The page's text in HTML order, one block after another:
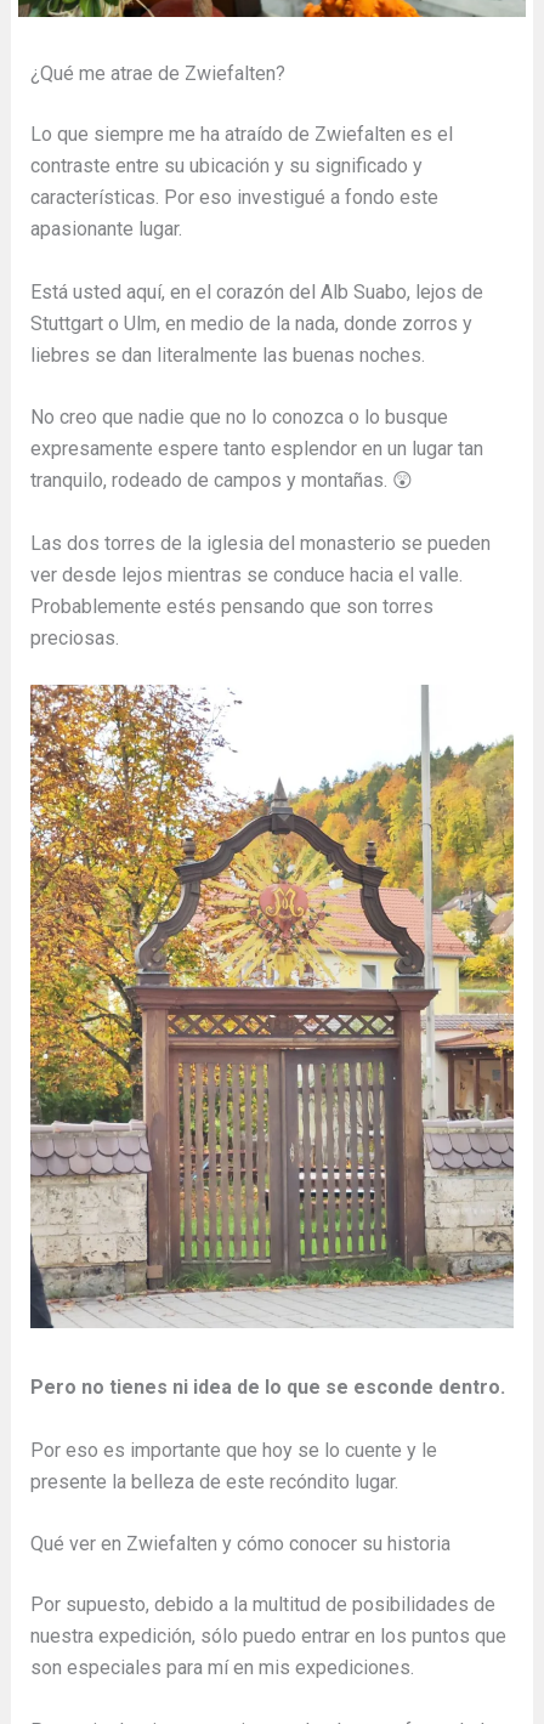
¿Qué me atrae de Zwiefalten?
Lo que siempre me ha atraído de Zwiefalten es el
contraste entre su ubicación y su significado y
características. Por eso investigué a fondo este
apasionante lugar.
Está usted aquí, en el corazón del Alb Suabo, lejos de
Stuttgart o Ulm, en medio de la nada, donde zorros y
liebres se dan literalmente las buenas noches.
No creo que nadie que no lo conozca o lo busque
expresamente espere tanto esplendor en un lugar tan
tranquilo, rodeado de campos y montañas. 😲
Las dos torres de la iglesia del monasterio se pueden
ver desde lejos mientras se conduce hacia el valle.
Probablemente estés pensando que son torres
preciosas.
Pero no tienes ni idea de lo que se esconde dentro.
Por eso es importante que hoy se lo cuente y le
presente la belleza de este recóndito lugar.
Qué ver en Zwiefalten y cómo conocer su historia
Por supuesto, debido a la multitud de posibilidades de
nuestra expedición, sólo puedo entrar en los puntos que
son especiales para mí en mis expediciones.